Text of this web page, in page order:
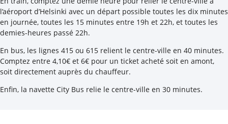
l’aéroport d’Helsinki avec un départ possible toutes les dix minutes
en journée, toutes les 15 minutes entre 19h et 22h, et toutes les
demies-heures passé 22h.
En bus, les lignes 415 ou 615 relient le centre-ville en 40 minutes.
Comptez entre 4,10€ et 6€ pour un ticket acheté soit en amont,
soit directement auprès du chauffeur.
Enfin, la navette City Bus relie le centre-ville en 30 minutes.